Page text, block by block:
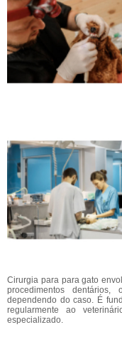
Cirurgia para para gato
procedimentos
dependendo do caso. É
regularmente ao
especializado.